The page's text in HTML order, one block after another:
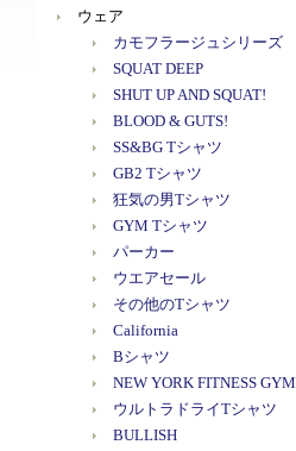
ウェア
カモフラージュシリーズ
SQUAT DEEP
SHUT UP AND SQUAT!
BLOOD & GUTS!
SS&BG Tシャツ
GB2 Tシャツ
狂気の男Tシャツ
GYM Tシャツ
パーカー
ウエアセール
その他のTシャツ
California
Bシャツ
NEW YORK FITNESS GYM
ウルトラドライTシャツ
BULLISH